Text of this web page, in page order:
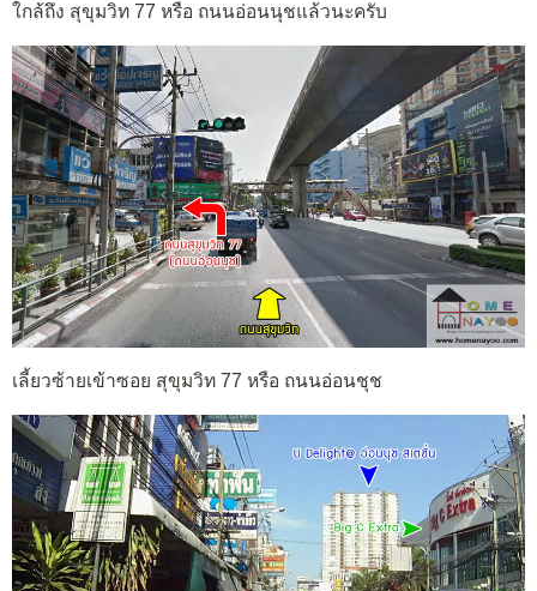
ใกล้ถึง สุขุมวิท 77 หรือ ถนนอ่อนนุชแล้วนะครับ
เลี้ยวซ้ายเข้าซอย สุขุมวิท 77 หรือ ถนนอ่อนชุช